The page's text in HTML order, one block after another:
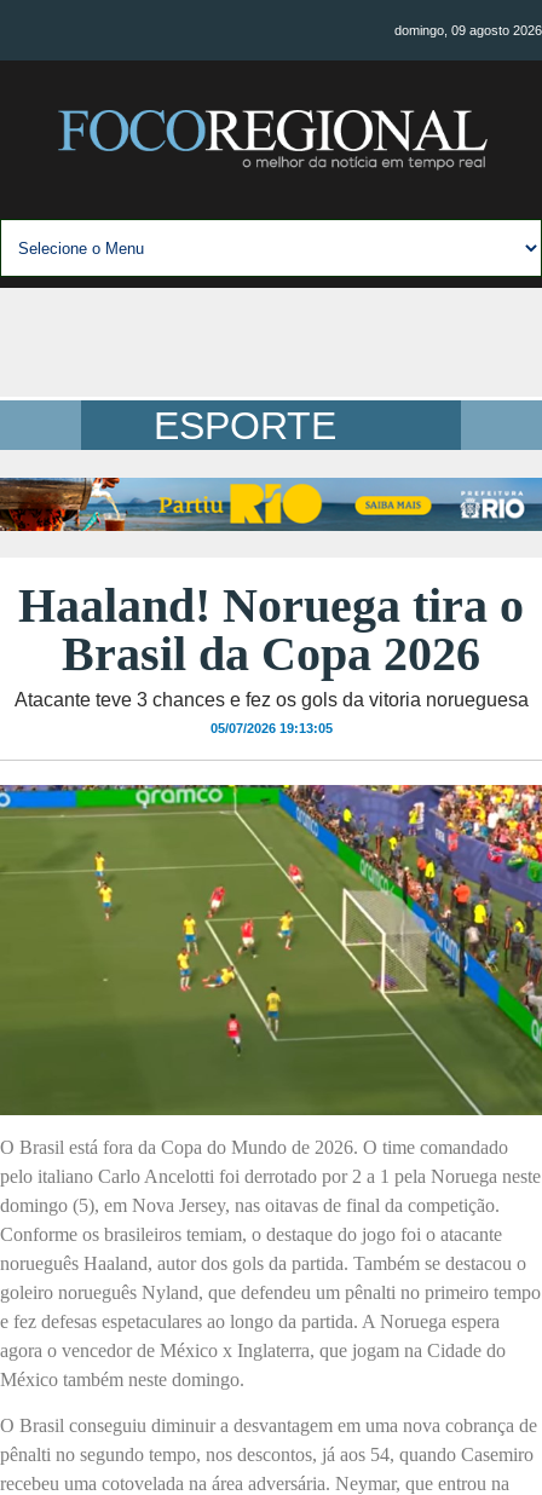
domingo, 09 agosto 2026
ESPORTE
Haaland! Noruega tira o
Brasil da Copa 2026
Atacante teve 3 chances e fez os gols da vitoria norueguesa
05/07/2026 19:13:05
O Brasil está fora da Copa do Mundo de 2026. O time comandado
pelo italiano Carlo Ancelotti foi derrotado por 2 a 1 pela Noruega neste
domingo (5), em Nova Jersey, nas oitavas de final da competição.
Conforme os brasileiros temiam, o destaque do jogo foi o atacante
norueguês Haaland, autor dos gols da partida. Também se destacou o
goleiro norueguês Nyland, que defendeu um pênalti no primeiro tempo
e fez defesas espetaculares ao longo da partida. A Noruega espera
agora o vencedor de México x Inglaterra, que jogam na Cidade do
México também neste domingo.
O Brasil conseguiu diminuir a desvantagem em uma nova cobrança de
pênalti no segundo tempo, nos descontos, já aos 54, quando Casemiro
recebeu uma cotovelada na área adversária. Neymar, que entrou na